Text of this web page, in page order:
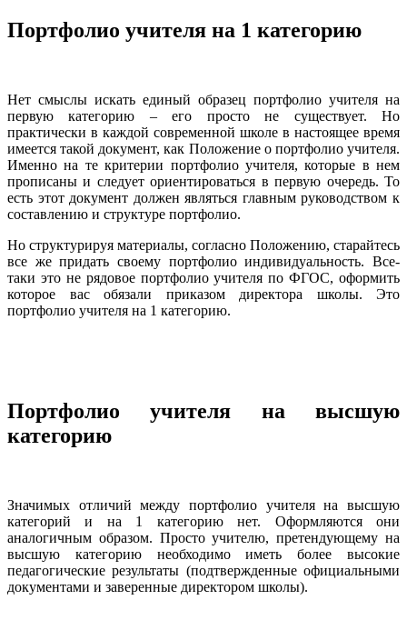
Портфолио учителя на 1 категорию
Нет смыслы искать единый образец портфолио учителя на
первую категорию – его просто не существует. Но
практически в каждой современной школе в настоящее время
имеется такой документ, как Положение о портфолио учителя.
Именно на те критерии портфолио учителя, которые в нем
прописаны и следует ориентироваться в первую очередь. То
есть этот документ должен являться главным руководством к
составлению и структуре портфолио.
Но структурируя материалы, согласно Положению, старайтесь
все же придать своему портфолио индивидуальность. Все-
таки это не рядовое портфолио учителя по ФГОС, оформить
которое вас обязали приказом директора школы. Это
портфолио учителя на 1 категорию.
Портфолио учителя на высшую
категорию
Значимых отличий между портфолио учителя на высшую
категорий и на 1 категорию нет. Оформляются они
аналогичным образом. Просто учителю, претендующему на
высшую категорию необходимо иметь более высокие
педагогические результаты (подтвержденные официальными
документами и заверенные директором школы).